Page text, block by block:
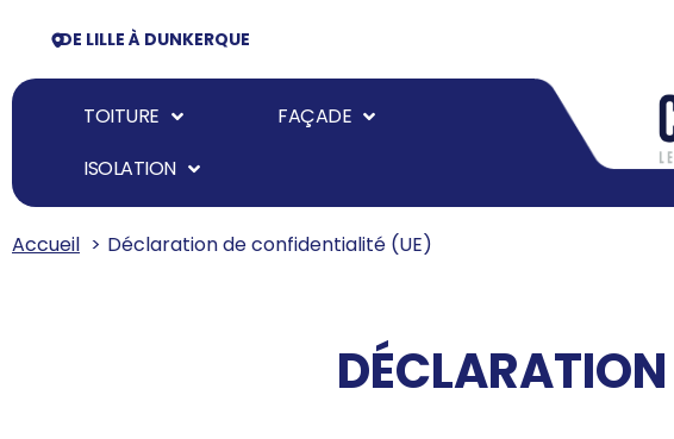
DE LILLE À DUNKERQUE
TOITURE
FAÇADE
ISOLATION
Accueil Déclaration de confidentialité (UE)